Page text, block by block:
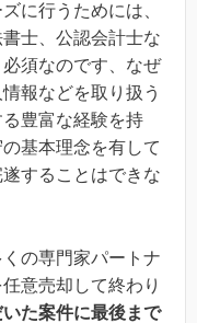
に行うためには、
士、公認会計士な
須なのです、なぜ
報などを取り扱う
豊富な経験を持
基本理念を有して
することはできな
の専門家パートナ
意売却して終わり
た案件に最後まで